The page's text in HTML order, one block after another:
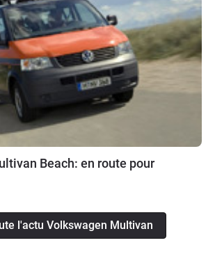
Beach: en route pour
l'actu Volkswagen Multivan